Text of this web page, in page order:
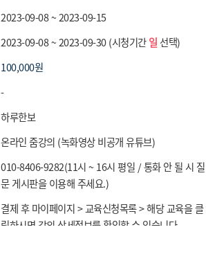
2023-09-08 ~ 2023-09-15
2023-09-08 ~ 2023-09-30 (시청기간일 선택)
100,000원
-
하루한보
온라인 줌강의 (녹화영상 비공개 유튜브)
010-8406-9282(11시 ~ 16시 평일 / 통화 안 될 시 질
문 게시판을 이용해 주세요.)
결제 후 마이페이지 > 교육신청목록 > 해당 교육을 클
릭하시면 강의 상세정보를 확인할 수 있습니다.